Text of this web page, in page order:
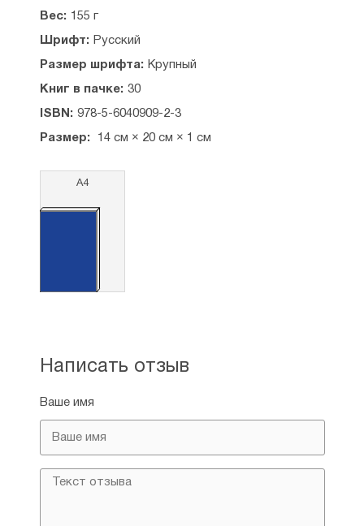
Вес: 155 г
Шрифт: Русский
Размер шрифта: Крупный
Книг в пачке: 30
ISBN: 978-5-6040909-2-3
Размер: 14 см × 20 см × 1 см
А4
Написать отзыв
Ваше имя